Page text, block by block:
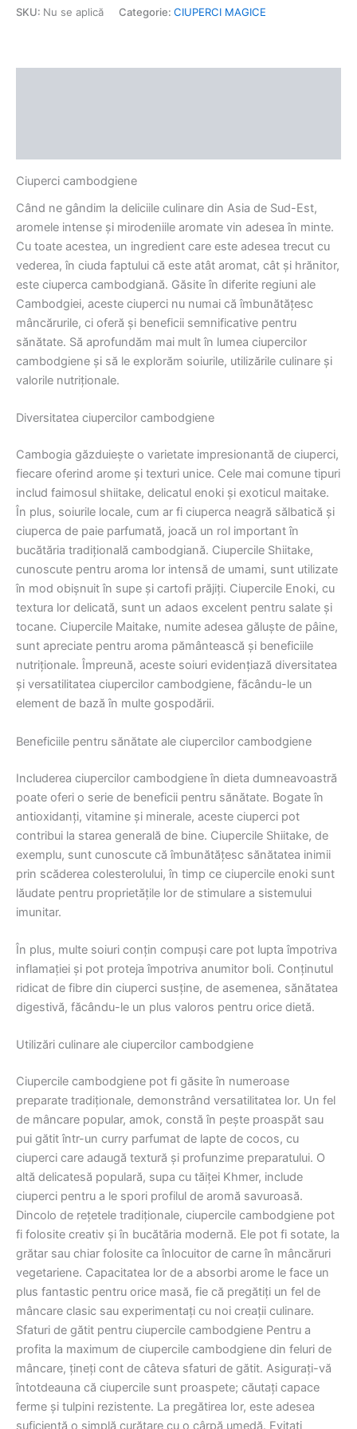
SKU: Nu se aplică Categorie: CIUPERCI MAGICE
Ciuperci cambodgiene
Când ne gândim la deliciile culinare din Asia de Sud-Est,
aromele intense și mirodeniile aromate vin adesea în minte.
Cu toate acestea, un ingredient care este adesea trecut cu
vederea, în ciuda faptului că este atât aromat, cât și hrănitor,
este ciuperca cambodgiană. Găsite în diferite regiuni ale
Cambodgiei, aceste ciuperci nu numai că îmbunătățesc
mâncărurile, ci oferă și beneficii semnificative pentru
sănătate. Să aprofundăm mai mult în lumea ciupercilor
cambodgiene și să le explorăm soiurile, utilizările culinare și
valorile nutriționale.
Diversitatea ciupercilor cambodgiene
Cambogia găzduiește o varietate impresionantă de ciuperci,
fiecare oferind arome și texturi unice. Cele mai comune tipuri
includ faimosul shiitake, delicatul enoki și exoticul maitake.
În plus, soiurile locale, cum ar fi ciuperca neagră sălbatică și
ciuperca de paie parfumată, joacă un rol important în
bucătăria tradițională cambodgiană. Ciupercile Shiitake,
cunoscute pentru aroma lor intensă de umami, sunt utilizate
în mod obișnuit în supe și cartofi prăjiți. Ciupercile Enoki, cu
textura lor delicată, sunt un adaos excelent pentru salate și
tocane. Ciupercile Maitake, numite adesea găluște de pâine,
sunt apreciate pentru aroma pământească și beneficiile
nutriționale. Împreună, aceste soiuri evidențiază diversitatea
și versatilitatea ciupercilor cambodgiene, făcându-le un
element de bază în multe gospodării.
Beneficiile pentru sănătate ale ciupercilor cambodgiene
Includerea ciupercilor cambodgiene în dieta dumneavoastră
poate oferi o serie de beneficii pentru sănătate. Bogate în
antioxidanți, vitamine și minerale, aceste ciuperci pot
contribui la starea generală de bine. Ciupercile Shiitake, de
exemplu, sunt cunoscute că îmbunătățesc sănătatea inimii
prin scăderea colesterolului, în timp ce ciupercile enoki sunt
lăudate pentru proprietățile lor de stimulare a sistemului
imunitar.
În plus, multe soiuri conțin compuși care pot lupta împotriva
inflamației și pot proteja împotriva anumitor boli. Conținutul
ridicat de fibre din ciuperci susține, de asemenea, sănătatea
digestivă, făcându-le un plus valoros pentru orice dietă.
Utilizări culinare ale ciupercilor cambodgiene
Ciupercile cambodgiene pot fi găsite în numeroase
preparate tradiționale, demonstrând versatilitatea lor. Un fel
de mâncare popular, amok, constă în pește proaspăt sau
pui gătit într-un curry parfumat de lapte de cocos, cu
ciuperci care adaugă textură și profunzime preparatului. O
altă delicatesă populară, supa cu tăiței Khmer, include
ciuperci pentru a le spori profilul de aromă savuroasă.
Dincolo de rețetele tradiționale, ciupercile cambodgiene pot
fi folosite creativ și în bucătăria modernă. Ele pot fi sotate, la
grătar sau chiar folosite ca înlocuitor de carne în mâncăruri
vegetariene. Capacitatea lor de a absorbi arome le face un
plus fantastic pentru orice masă, fie că pregătiți un fel de
mâncare clasic sau experimentați cu noi creații culinare.
Sfaturi de gătit pentru ciupercile cambodgiene Pentru a
profita la maximum de ciupercile cambodgiene din feluri de
mâncare, țineți cont de câteva sfaturi de gătit. Asigurați-vă
întotdeauna că ciupercile sunt proaspete; căutați capace
ferme și tulpini rezistente. La pregătirea lor, este adesea
suficientă o simplă curățare cu o cârpă umedă. Evitați